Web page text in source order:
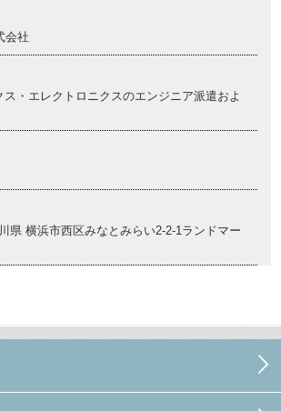
会社
ス・エレクトロニクスのエンジニア派遣およ
県 横浜市西区みなとみらい2-2-1ランドマー